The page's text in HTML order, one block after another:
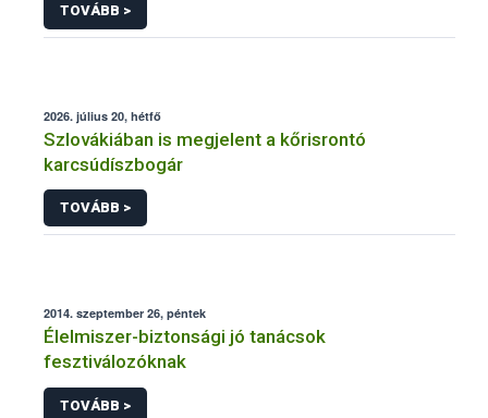
TOVÁBB >
2026. július 20, hétfő
Szlovákiában is megjelent a kőrisrontó
karcsúdíszbogár
TOVÁBB >
2014. szeptember 26, péntek
Élelmiszer-biztonsági jó tanácsok
fesztiválozóknak
TOVÁBB >